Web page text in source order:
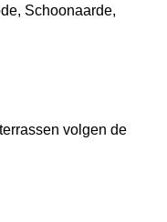
Schoonaarde,
volgen de